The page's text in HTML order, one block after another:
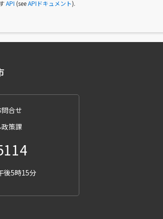
API (seeAPIドキュメント).
合せ
策課
後5時15分